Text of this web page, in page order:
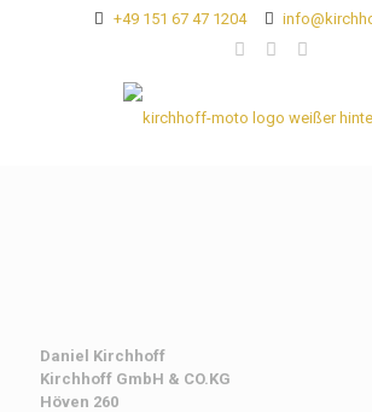
+49 151 67 47 1204
Daniel Kirchhoff
Kirchhoff GmbH & CO.KG
Höven 260